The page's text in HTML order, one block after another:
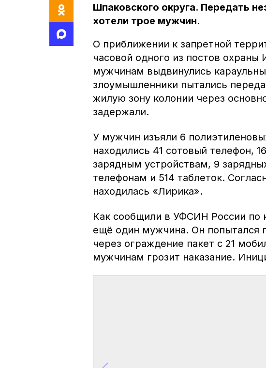
Шпаковского округа. Передать
хотели трое мужчин.
О приближении к запретной
часовой одного из постов охраны
мужчинам выдвинулись
злоумышленники пытались
жилую зону колонии через
задержали.
У мужчин изъяли 6
находились 41 сотовый телефон,
зарядным устройствам, 9
телефонам и 514 таблеток.
находилась «Лирика».
Как сообщили в УФСИН России по
ещё один мужчина. Он попытался
через ограждение пакет с 21
мужчинам грозит наказание.